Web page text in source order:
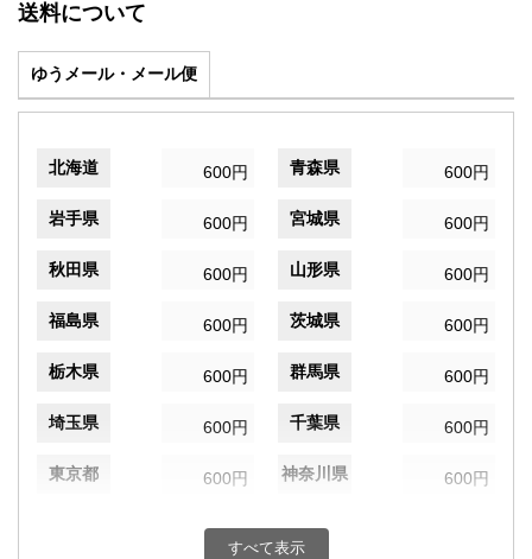
送料について
ゆうメール・メール便
北海道 600円 青森県 600円
岩手県 600円 宮城県 600円
秋田県 600円 山形県 600円
福島県 600円 茨城県 600円
栃木県 600円 群馬県 600円
埼玉県 600円 千葉県 600円
東京都 600円 神奈川県 600円
600円 富山県
すべて表示